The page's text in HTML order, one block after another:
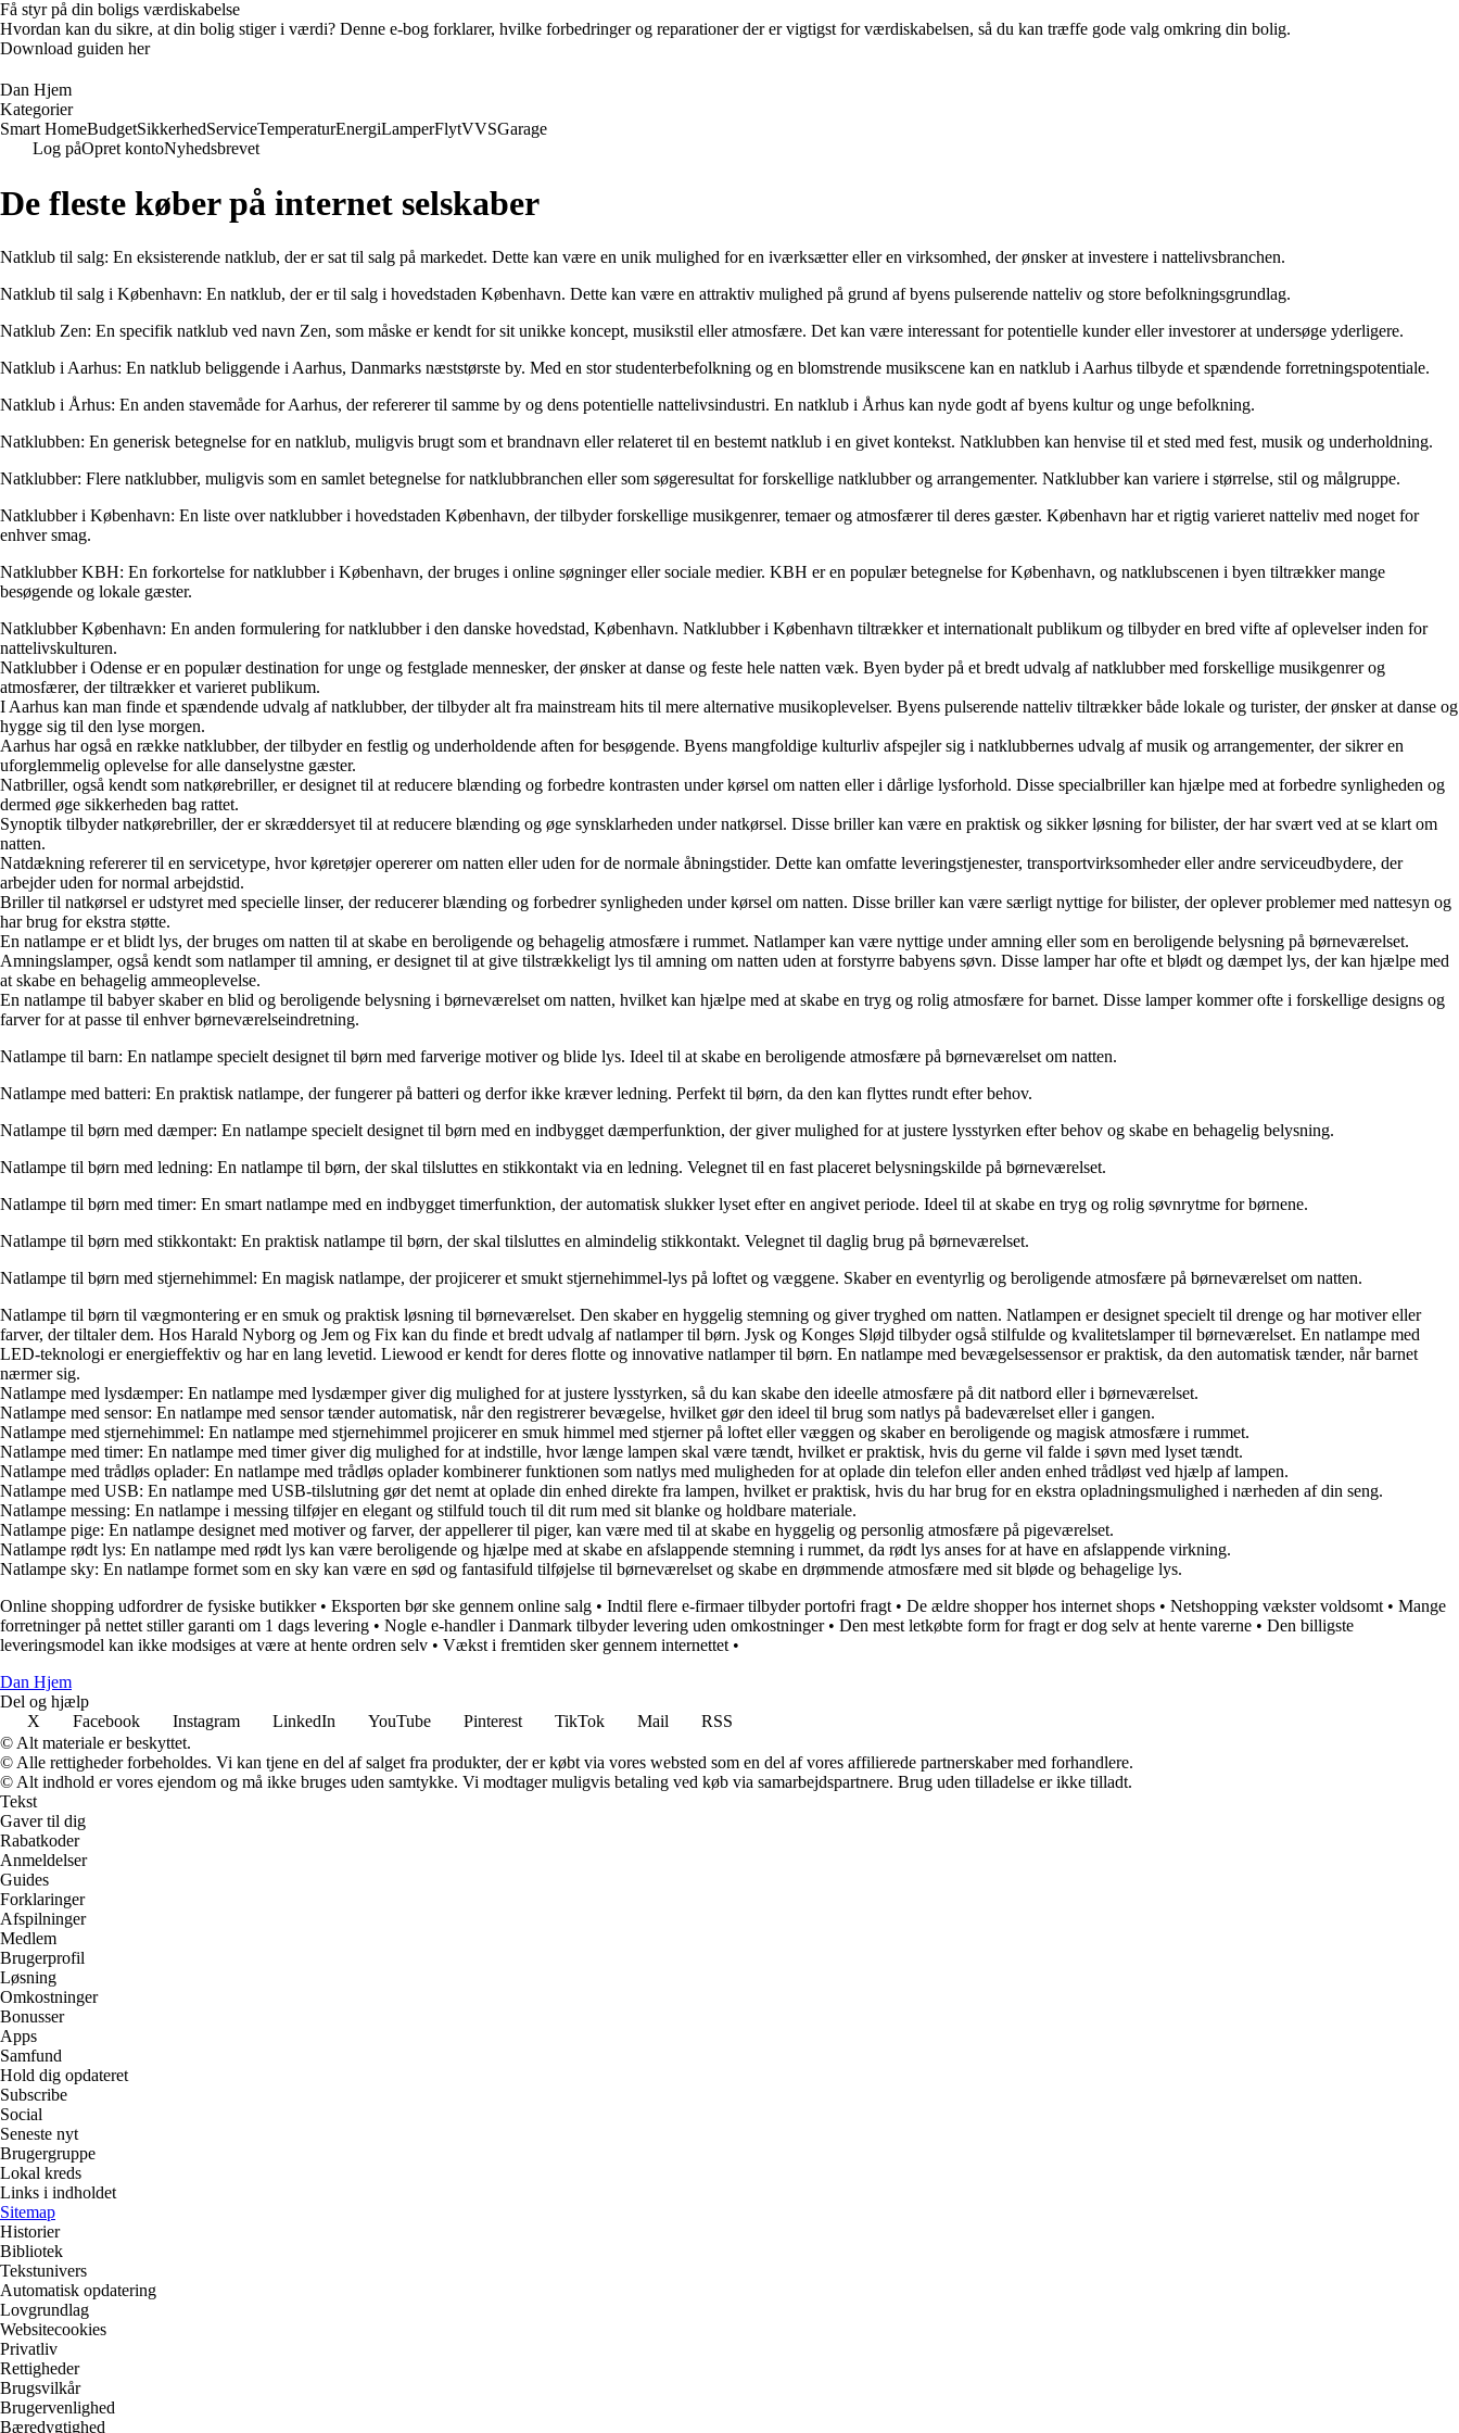
Få styr på din boligs værdiskabelse
Hvordan kan du sikre, at din bolig stiger i værdi? Denne e-bog forklarer, hvilke forbedringer og reparationer der er vigtigst for værdiskabelsen, så du kan træffe gode valg omkring din bolig.
Download guiden her
Dan Hjem
Kategorier
Smart HomeBudgetSikkerhedServiceTemperaturEnergiLamperFlytVVSGarage
Log påOpret kontoNyhedsbrevet
De fleste køber på internet selskaber
Natklub til salg: En eksisterende natklub, der er sat til salg på markedet. Dette kan være en unik mulighed for en iværksætter eller en virksomhed, der ønsker at investere i nattelivsbranchen.
Natklub til salg i København: En natklub, der er til salg i hovedstaden København. Dette kan være en attraktiv mulighed på grund af byens pulserende natteliv og store befolkningsgrundlag.
Natklub Zen: En specifik natklub ved navn Zen, som måske er kendt for sit unikke koncept, musikstil eller atmosfære. Det kan være interessant for potentielle kunder eller investorer at undersøge yderligere.
Natklub i Aarhus: En natklub beliggende i Aarhus, Danmarks næststørste by. Med en stor studenterbefolkning og en blomstrende musikscene kan en natklub i Aarhus tilbyde et spændende forretningspotentiale.
Natklub i Århus: En anden stavemåde for Aarhus, der refererer til samme by og dens potentielle nattelivsindustri. En natklub i Århus kan nyde godt af byens kultur og unge befolkning.
Natklubben: En generisk betegnelse for en natklub, muligvis brugt som et brandnavn eller relateret til en bestemt natklub i en givet kontekst. Natklubben kan henvise til et sted med fest, musik og underholdning.
Natklubber: Flere natklubber, muligvis som en samlet betegnelse for natklubbranchen eller som søgeresultat for forskellige natklubber og arrangementer. Natklubber kan variere i størrelse, stil og målgruppe.
Natklubber i København: En liste over natklubber i hovedstaden København, der tilbyder forskellige musikgenrer, temaer og atmosfærer til deres gæster. København har et rigtig varieret natteliv med noget for
enhver smag.
Natklubber KBH: En forkortelse for natklubber i København, der bruges i online søgninger eller sociale medier. KBH er en populær betegnelse for København, og natklubscenen i byen tiltrækker mange
besøgende og lokale gæster.
Natklubber København: En anden formulering for natklubber i den danske hovedstad, København. Natklubber i København tiltrækker et internationalt publikum og tilbyder en bred vifte af oplevelser inden for
nattelivskulturen.
Natklubber i Odense er en populær destination for unge og festglade mennesker, der ønsker at danse og feste hele natten væk. Byen byder på et bredt udvalg af natklubber med forskellige musikgenrer og
atmosfærer, der tiltrækker et varieret publikum.
I Aarhus kan man finde et spændende udvalg af natklubber, der tilbyder alt fra mainstream hits til mere alternative musikoplevelser. Byens pulserende natteliv tiltrækker både lokale og turister, der ønsker at danse og
hygge sig til den lyse morgen.
Aarhus har også en række natklubber, der tilbyder en festlig og underholdende aften for besøgende. Byens mangfoldige kulturliv afspejler sig i natklubbernes udvalg af musik og arrangementer, der sikrer en
uforglemmelig oplevelse for alle danselystne gæster.
Natbriller, også kendt som natkørebriller, er designet til at reducere blænding og forbedre kontrasten under kørsel om natten eller i dårlige lysforhold. Disse specialbriller kan hjælpe med at forbedre synligheden og
dermed øge sikkerheden bag rattet.
Synoptik tilbyder natkørebriller, der er skræddersyet til at reducere blænding og øge synsklarheden under natkørsel. Disse briller kan være en praktisk og sikker løsning for bilister, der har svært ved at se klart om
natten.
Natdækning refererer til en servicetype, hvor køretøjer opererer om natten eller uden for de normale åbningstider. Dette kan omfatte leveringstjenester, transportvirksomheder eller andre serviceudbydere, der
arbejder uden for normal arbejdstid.
Briller til natkørsel er udstyret med specielle linser, der reducerer blænding og forbedrer synligheden under kørsel om natten. Disse briller kan være særligt nyttige for bilister, der oplever problemer med nattesyn og
har brug for ekstra støtte.
En natlampe er et blidt lys, der bruges om natten til at skabe en beroligende og behagelig atmosfære i rummet. Natlamper kan være nyttige under amning eller som en beroligende belysning på børneværelset.
Amningslamper, også kendt som natlamper til amning, er designet til at give tilstrækkeligt lys til amning om natten uden at forstyrre babyens søvn. Disse lamper har ofte et blødt og dæmpet lys, der kan hjælpe med
at skabe en behagelig ammeoplevelse.
En natlampe til babyer skaber en blid og beroligende belysning i børneværelset om natten, hvilket kan hjælpe med at skabe en tryg og rolig atmosfære for barnet. Disse lamper kommer ofte i forskellige designs og
farver for at passe til enhver børneværelseindretning.
Natlampe til barn: En natlampe specielt designet til børn med farverige motiver og blide lys. Ideel til at skabe en beroligende atmosfære på børneværelset om natten.
Natlampe med batteri: En praktisk natlampe, der fungerer på batteri og derfor ikke kræver ledning. Perfekt til børn, da den kan flyttes rundt efter behov.
Natlampe til børn med dæmper: En natlampe specielt designet til børn med en indbygget dæmperfunktion, der giver mulighed for at justere lysstyrken efter behov og skabe en behagelig belysning.
Natlampe til børn med ledning: En natlampe til børn, der skal tilsluttes en stikkontakt via en ledning. Velegnet til en fast placeret belysningskilde på børneværelset.
Natlampe til børn med timer: En smart natlampe med en indbygget timerfunktion, der automatisk slukker lyset efter en angivet periode. Ideel til at skabe en tryg og rolig søvnrytme for børnene.
Natlampe til børn med stikkontakt: En praktisk natlampe til børn, der skal tilsluttes en almindelig stikkontakt. Velegnet til daglig brug på børneværelset.
Natlampe til børn med stjernehimmel: En magisk natlampe, der projicerer et smukt stjernehimmel-lys på loftet og væggene. Skaber en eventyrlig og beroligende atmosfære på børneværelset om natten.
Natlampe til børn til vægmontering er en smuk og praktisk løsning til børneværelset. Den skaber en hyggelig stemning og giver tryghed om natten. Natlampen er designet specielt til drenge og har motiver eller
farver, der tiltaler dem. Hos Harald Nyborg og Jem og Fix kan du finde et bredt udvalg af natlamper til børn. Jysk og Konges Sløjd tilbyder også stilfulde og kvalitetslamper til børneværelset. En natlampe med
LED-teknologi er energieffektiv og har en lang levetid. Liewood er kendt for deres flotte og innovative natlamper til børn. En natlampe med bevægelsessensor er praktisk, da den automatisk tænder, når barnet
nærmer sig.
Natlampe med lysdæmper: En natlampe med lysdæmper giver dig mulighed for at justere lysstyrken, så du kan skabe den ideelle atmosfære på dit natbord eller i børneværelset.
Natlampe med sensor: En natlampe med sensor tænder automatisk, når den registrerer bevægelse, hvilket gør den ideel til brug som natlys på badeværelset eller i gangen.
Natlampe med stjernehimmel: En natlampe med stjernehimmel projicerer en smuk himmel med stjerner på loftet eller væggen og skaber en beroligende og magisk atmosfære i rummet.
Natlampe med timer: En natlampe med timer giver dig mulighed for at indstille, hvor længe lampen skal være tændt, hvilket er praktisk, hvis du gerne vil falde i søvn med lyset tændt.
Natlampe med trådløs oplader: En natlampe med trådløs oplader kombinerer funktionen som natlys med muligheden for at oplade din telefon eller anden enhed trådløst ved hjælp af lampen.
Natlampe med USB: En natlampe med USB-tilslutning gør det nemt at oplade din enhed direkte fra lampen, hvilket er praktisk, hvis du har brug for en ekstra opladningsmulighed i nærheden af din seng.
Natlampe messing: En natlampe i messing tilføjer en elegant og stilfuld touch til dit rum med sit blanke og holdbare materiale.
Natlampe pige: En natlampe designet med motiver og farver, der appellerer til piger, kan være med til at skabe en hyggelig og personlig atmosfære på pigeværelset.
Natlampe rødt lys: En natlampe med rødt lys kan være beroligende og hjælpe med at skabe en afslappende stemning i rummet, da rødt lys anses for at have en afslappende virkning.
Natlampe sky: En natlampe formet som en sky kan være en sød og fantasifuld tilføjelse til børneværelset og skabe en drømmende atmosfære med sit bløde og behagelige lys.
Online shopping udfordrer de fysiske butikker• Eksporten bør ske gennem online salg • Indtil flere e-firmaer tilbyder portofri fragt • De ældre shopper hos internet shops • Netshopping vækster voldsomt • Mange
forretninger på nettet stiller garanti om 1 dags levering • Nogle e-handler i Danmark tilbyder levering uden omkostninger• Den mest letkøbte form for fragt er dog selv at hente varerne • Den billigste
leveringsmodel kan ikke modsiges at være at hente ordren selv • Vækst i fremtiden sker gennem internettet •
Dan Hjem
Del og hjælp
X
Facebook Instagram LinkedIn YouTube Pinterest TikTok Mail
RSS
© Alt materiale er beskyttet.
© Alle rettigheder forbeholdes. Vi kan tjene en del af salget fra produkter, der er købt via vores websted som en del af vores affilierede partnerskaber med forhandlere.
© Alt indhold er vores ejendom og må ikke bruges uden samtykke. Vi modtager muligvis betaling ved køb via samarbejdspartnere. Brug uden tilladelse er ikke tilladt.
Tekst
Gaver til dig
Rabatkoder
Anmeldelser
Guides
Forklaringer
Afspilninger
Medlem
Brugerprofil
Løsning
Omkostninger
Bonusser
Apps
Samfund
Hold dig opdateret
Subscribe
Social
Seneste nyt
Brugergruppe
Lokal kreds
Links i indholdet
Sitemap
Historier
Bibliotek
Tekstunivers
Automatisk opdatering
Lovgrundlag
Websitecookies
Privatliv
Rettigheder
Brugsvilkår
Brugervenlighed
Bæredygtighed